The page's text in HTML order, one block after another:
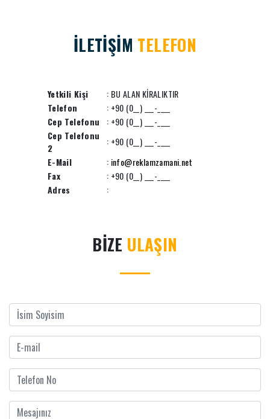
İLETİŞİM TELEFON
Yetkili Kişi
: BU ALAN KİRALIKTIR
Telefon
: +90 (0__) ___-____
Cep Telefonu
: +90 (0__) ___-____
Cep Telefonu
2
: +90 (0__) ___-____
E-Mail
: info@reklamzamani.net
Fax
: +90 (0__) ___-____
Adres
:
BİZE ULAŞIN